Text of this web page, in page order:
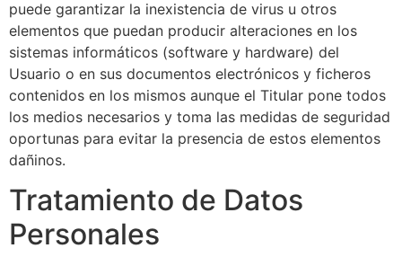
puede garantizar la inexistencia de virus u otros
elementos que puedan producir alteraciones en los
sistemas informáticos (software y hardware) del
Usuario o en sus documentos electrónicos y ficheros
contenidos en los mismos aunque el Titular pone todos
los medios necesarios y toma las medidas de seguridad
oportunas para evitar la presencia de estos elementos
dañinos.
Tratamiento de Datos
Personales